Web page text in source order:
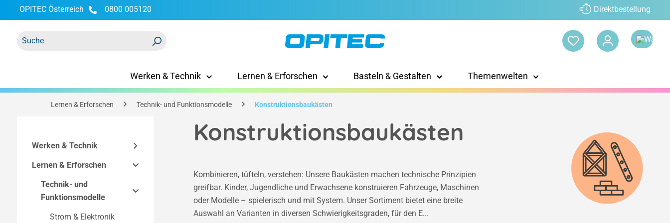
Zur Hauptnavigation springen
OPITEC Österreich 0800 005120 Direktbestellung
Werken & Technik Lernen & Erforschen Basteln & Gestalten Themenwelten
Lernen & Erforschen Technik- und Funktionsmodelle Konstruktionsbaukästen
Werken & Technik
Bausätze
Easy-Line Bausätze
Technik
Technisches Zubehör
Einrichtung
Lernen & Erforschen
Technik- und
Funktionsmodelle
Strom & Elektronik
Konstruktionsbaukästen
Kombinieren, tüfteln, verstehen: Unsere Baukästen machen technische Prinzipien
greifbar. Kinder, Jugendliche und Erwachsene konstruieren Fahrzeuge, Maschinen
oder Modelle – spielerisch und mit System. Unser Sortiment bietet eine breite
Auswahl an Varianten in diversen Schwierigkeitsgraden, für den E...